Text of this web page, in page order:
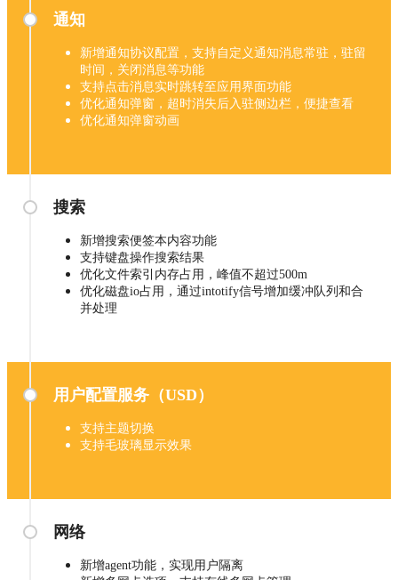
通知
新增通知协议配置，支持自定义通知消息常驻，驻留
时间，关闭消息等功能
支持点击消息实时跳转至应用界面功能
优化通知弹窗，超时消失后入驻侧边栏，便捷查看
优化通知弹窗动画
搜索
新增搜索便签本内容功能
支持键盘操作搜索结果
优化文件索引内存占用，峰值不超过500m
优化磁盘io占用，通过intotify信号增加缓冲队列和合
并处理
用户配置服务（USD）
支持主题切换
支持毛玻璃显示效果
网络
新增agent功能，实现用户隔离